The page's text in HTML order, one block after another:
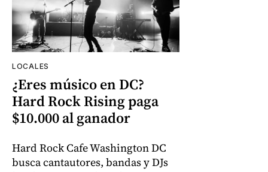
LOCALES
¿Eres músico en DC?
Hard Rock Rising paga
$10.000 al ganador
Hard Rock Cafe Washington DC
busca cantautores, bandas y DJs